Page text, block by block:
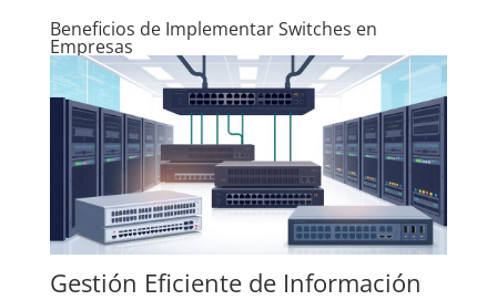
Beneficios de Implementar Switches en
Empresas
Gestión Eficiente de Información